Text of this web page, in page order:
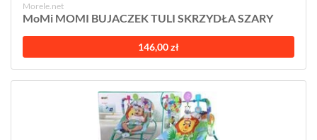
Morele.net
MoMi MOMI BUJACZEK TULI SKRZYDŁA SZARY
146,00 zł